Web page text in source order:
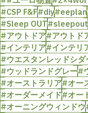
#CSP F&F#diy#eeplan
#Sleep OUT#sleepout
#アウトドア#アウトド
#インテリア#インテリ
#ウエスタンレッドシダ
#ウッドランドグレー#
#オーストラリア#オー
#オーダーメイド#オー
#オーニングウィンドウ